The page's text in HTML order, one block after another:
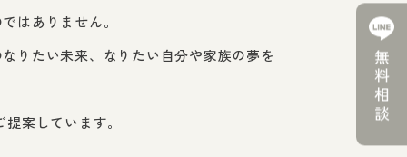
無料相談
はありません。
りたい未来、なりたい自分や家族の夢を
案しています。